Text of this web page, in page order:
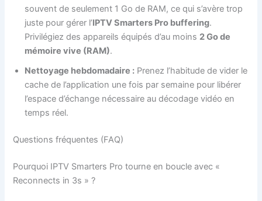
souvent de seulement 1 Go de RAM, ce qui s’avère trop
juste pour gérer l’IPTV Smarters Pro buffering.
Privilégiez des appareils équipés d’au moins 2 Go de
mémoire vive (RAM).
Nettoyage hebdomadaire : Prenez l’habitude de vider le
cache de l’application une fois par semaine pour libérer
l’espace d’échange nécessaire au décodage vidéo en
temps réel.
Questions fréquentes (FAQ)
Pourquoi IPTV Smarters Pro tourne en boucle avec «
Reconnects in 3s » ?